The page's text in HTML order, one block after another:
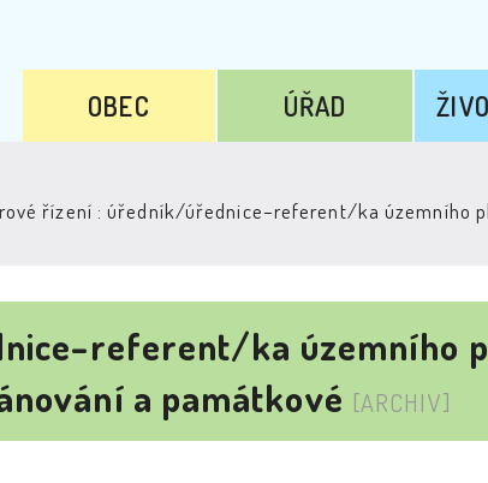
OBEC ÚŘAD
řízení : úředník/úřednice–referent/ka územního
ka územního
a památkové [ARCHIV]